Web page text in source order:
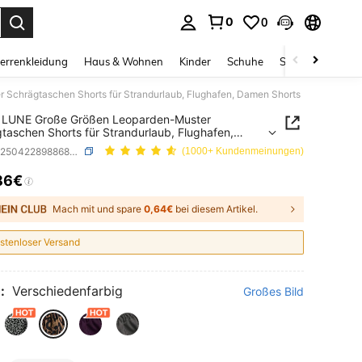
0 0
Haus & Wohnen Kinder Schuhe Schmuck &
Schrägtaschen Shorts für Strandurlaub, Flughafen, Damen Shorts
LUNE Große Größen Leoparden-Muster
Shorts für Strandurlaub, Flughafen,
Shorts
SKU: sz25042289886896884 (1000+ Kundenmeinungen)
AND AVAILABILITY
Mach mit und spare 0,64€ bei diesem Artikel.
Versand
Verschiedenfarbig Großes Bild